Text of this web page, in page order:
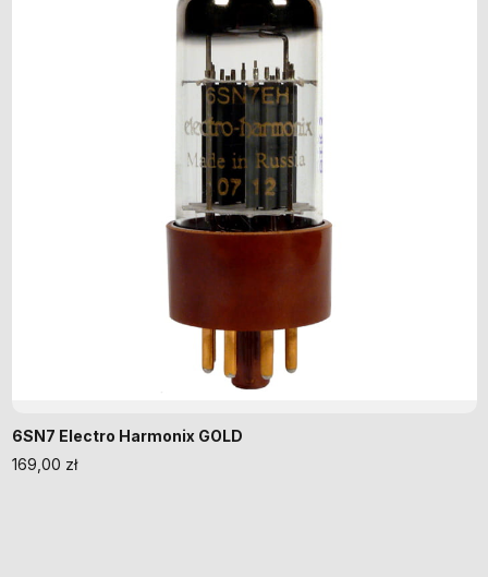
6SN7 Electro Harmonix GOLD
169,00 zł